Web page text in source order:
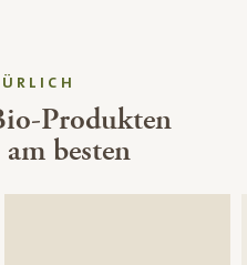
Produkten
besten